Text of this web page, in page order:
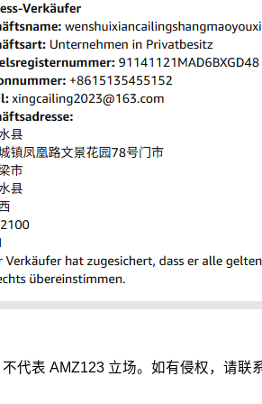
代表 AMZ123 立场。如有侵权，请联